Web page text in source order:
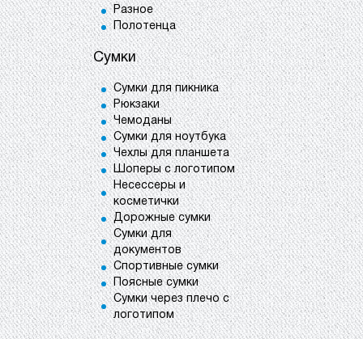
Разное
Полотенца
Сумки
Сумки для пикника
Рюкзаки
Чемоданы
Сумки для ноутбука
Чехлы для планшета
Шоперы с логотипом
Несессеры и
косметички
Дорожные сумки
Сумки для
документов
Спортивные сумки
Поясные сумки
Сумки через плечо с
логотипом